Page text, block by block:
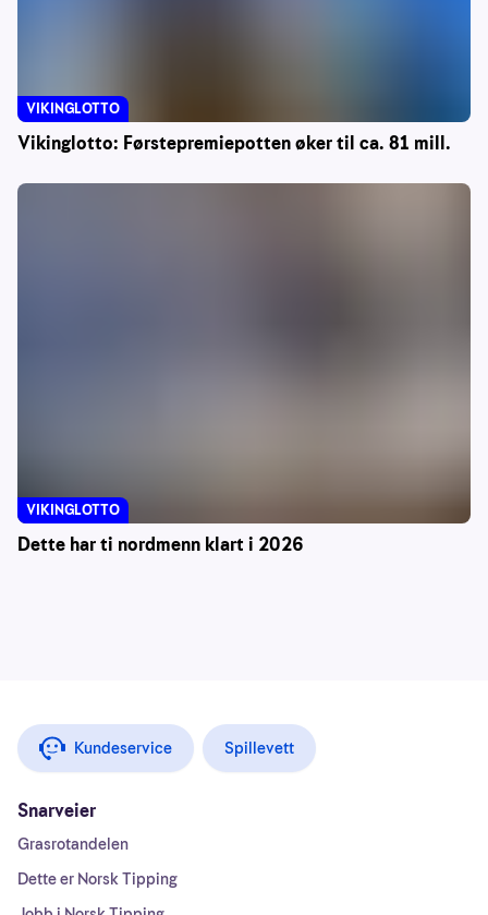
Vikinglotto: Førstepremiepotten øker til ca. 81 mill.
VIKINGLOTTO
Dette har ti nordmenn klart i 2026
VIKINGLOTTO
Kundeservice Spillevett
Snarveier
Grasrotandelen
Dette er Norsk Tipping